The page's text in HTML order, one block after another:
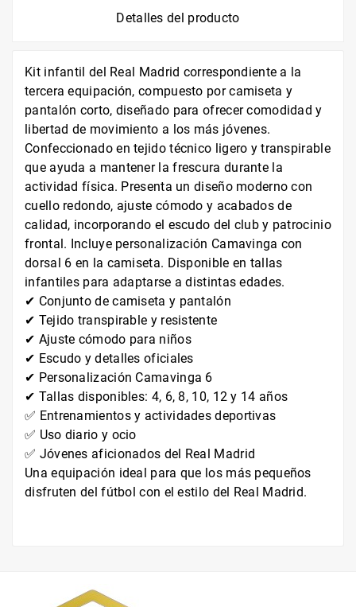
Detalles del producto
Kit infantil del Real Madrid correspondiente a la
tercera equipación, compuesto por camiseta y
pantalón corto, diseñado para ofrecer comodidad y
libertad de movimiento a los más jóvenes.
Confeccionado en tejido técnico ligero y transpirable
que ayuda a mantener la frescura durante la
actividad física. Presenta un diseño moderno con
cuello redondo, ajuste cómodo y acabados de
calidad, incorporando el escudo del club y patrocinio
frontal. Incluye personalización Camavinga con
dorsal 6 en la camiseta. Disponible en tallas
infantiles para adaptarse a distintas edades.
✔ Conjunto de camiseta y pantalón
✔ Tejido transpirable y resistente
✔ Ajuste cómodo para niños
✔ Escudo y detalles oficiales
✔ Personalización Camavinga 6
✔ Tallas disponibles: 4, 6, 8, 10, 12 y 14 años
✅ Entrenamientos y actividades deportivas
✅ Uso diario y ocio
✅ Jóvenes aficionados del Real Madrid
Una equipación ideal para que los más pequeños
disfruten del fútbol con el estilo del Real Madrid.